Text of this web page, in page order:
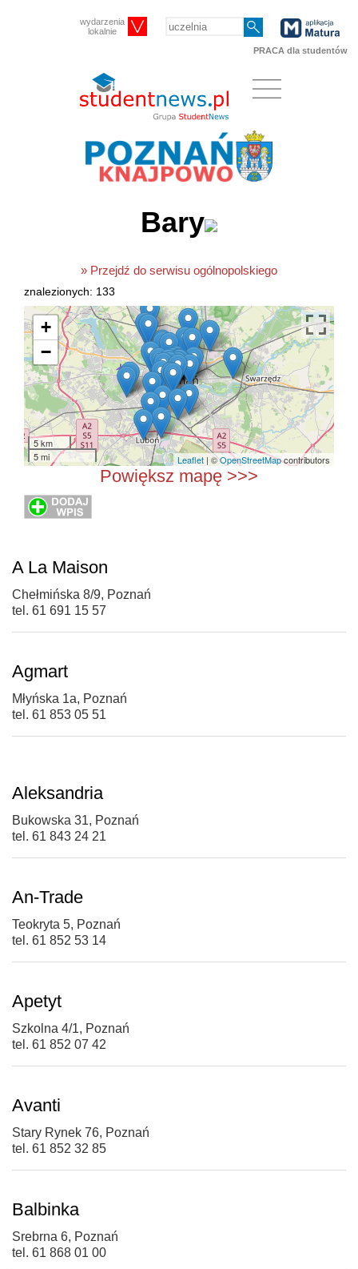
wydarzenia
lokalnie
PRACA dla studentów
Bary
» Przejdź do serwisu ogólnopolskiego
znalezionych: 133
+
−
5 km
5 mi
Leaflet | ©OpenStreetMapcontributors
Powiększ mapę >>>
A La Maison
Chełmińska 8/9, Poznań
tel. 61 691 15 57
Agmart
Młyńska 1a, Poznań
tel. 61 853 05 51
Aleksandria
Bukowska 31, Poznań
tel. 61 843 24 21
An-Trade
Teokryta 5, Poznań
tel. 61 852 53 14
Apetyt
Szkolna 4/1, Poznań
tel. 61 852 07 42
Avanti
Stary Rynek 76, Poznań
tel. 61 852 32 85
Balbinka
Srebrna 6, Poznań
tel. 61 868 01 00